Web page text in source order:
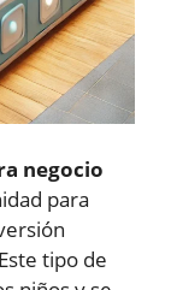
negocio
para
tipo de